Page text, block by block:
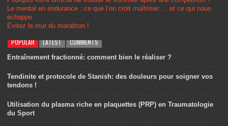
Le mental en endurance : ce que l’on croit maîtriser… et ce qui nous
échappe
Évitez le mur du marathon !
POPULAR LATEST COMMENTS
Entraînement fractionné: comment bien le réaliser ?
Tendinite et protocole de Stanish: des douleurs pour soigner vos
tendons !
Utilisation du plasma riche en plaquettes (PRP) en Traumatologie
du Sport